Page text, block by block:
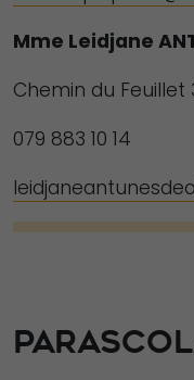
Mme Leidjane
Chemin du Feuillet
079 883 10 14